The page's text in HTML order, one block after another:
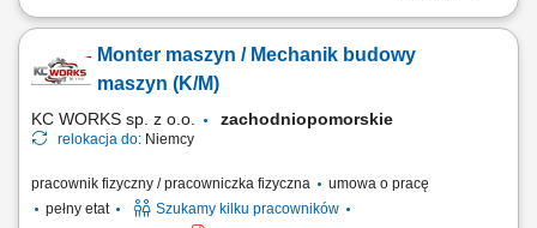
Nazwa kursu: Pierwsza pomoc przedmedyczna Czas trwania: 8 godzin
Monter maszyn / Mechanik budowy
maszyn (K/M)
KC WORKS sp. z o.o. zachodniopomorskie
relokacja do: Niemcy
pracownik fizyczny / pracowniczka fizyczna
umowa o pracę
pełny etat
Szukamy kilku pracowników